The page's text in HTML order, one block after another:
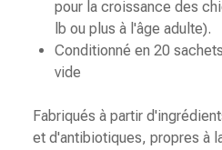
pour la croissance des
lb ou plus à l'âge adulte).
Conditionné en 20
vide
Fabriqués à partir
et d'antibiotiques, propres à